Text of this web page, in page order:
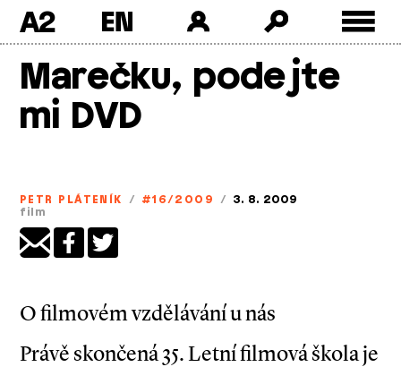
content
A2
Marečku, podejte
mi DVD
PETR PLÁTENÍK / #16/2009 / 3. 8. 2009
film
O filmovém vzdělávání u nás
Právě skončená 35. Letní filmová škola je